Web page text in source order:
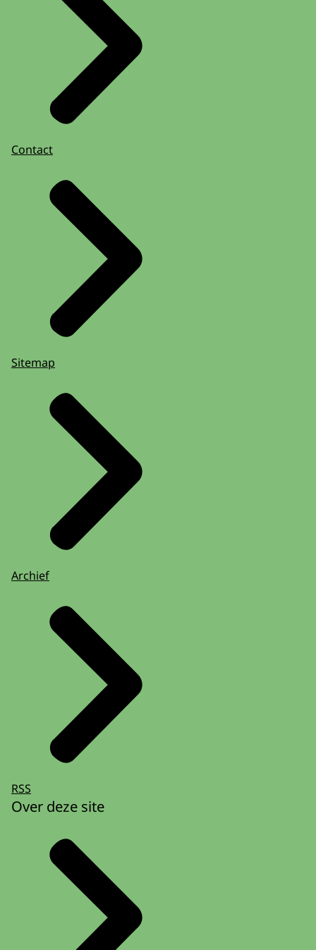
Contact
Sitemap
Archief
RSS
Over deze site